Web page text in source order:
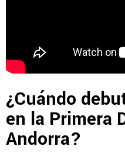
¿Cuándo
en la Primera
Andorra?